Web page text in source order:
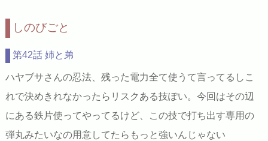
しのびごと
第42話 姉と弟
ハヤブサさんの忍法、残った電力全て使うて言ってるしこ
れで決めきれなかったらリスクある技ぽい。今回はその辺
にある鉄片使ってやってるけど、この技で打ち出す専用の
弾丸みたいなの用意してたらもっと強いんじゃない